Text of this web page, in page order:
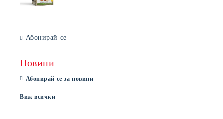
Абонирай се
Новини
Абонирай се за новини
Виж всички